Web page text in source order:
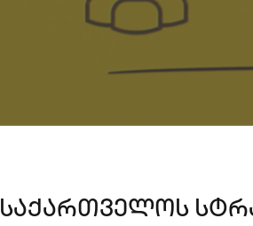
საქართველოს